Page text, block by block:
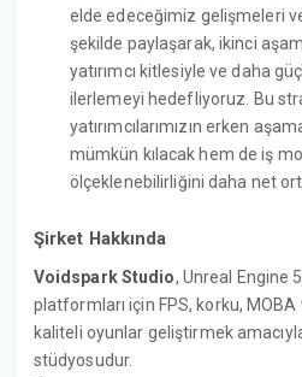
elde edeceğimiz gelişmeleri
şekilde paylaşarak, ikinci
yatırımcı kitlesiyle ve daha
ilerlemeyi hedefliyoruz. Bu
yatırımcılarımızın erken
mümkün kılacak hem de iş
ölçeklenebilirliğini daha net
Şirket Hakkında
Voidspark Studio, Unreal Engine
platformları için FPS, korku,
kaliteli oyunlar geliştirmek
stüdyosudur.